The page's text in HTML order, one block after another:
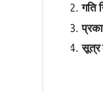
गति
सूत्र